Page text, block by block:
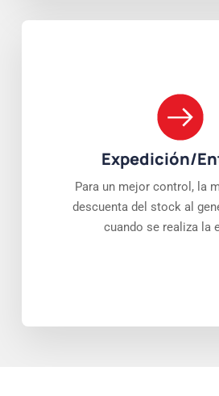
Expedición/
Para un mejor control, la
descuenta del stock al
cuando se realiza la